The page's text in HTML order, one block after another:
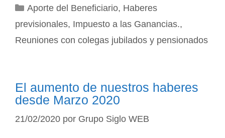
Categorías
Aporte del Beneficiario, Haberes
previsionales, Impuesto a las Ganancias.,
Reuniones con colegas jubilados y pensionados
El aumento de nuestros haberes
desde Marzo 2020
21/02/2020 por Grupo Siglo WEB